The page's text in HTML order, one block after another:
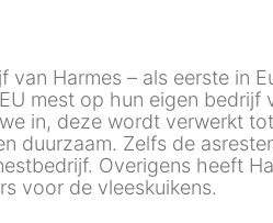
van Harmes – als eerste in
mest op hun eigen bedrijf
in, deze wordt verwerkt
duurzaam. Zelfs de
Overigens heeft
voor de vleeskuikens.